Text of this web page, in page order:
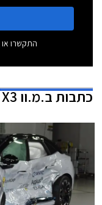
התקשרו או
כתבותב.מ.וו X3